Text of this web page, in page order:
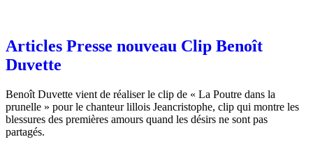
Articles Presse nouveau Clip Benoît
Duvette
Benoît Duvette vient de réaliser le clip de « La Poutre dans la
prunelle » pour le chanteur lillois Jeancristophe, clip qui montre les
blessures des premières amours quand les désirs ne sont pas
partagés.